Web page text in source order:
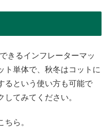
きるインフレーターマッ
ト単体で、秋冬はコットに
るという使い方も可能で
てみてください。
ら。